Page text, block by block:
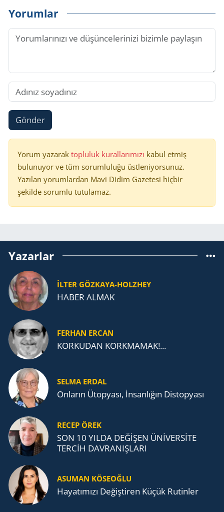
Yorumlar
Gönder
Yorum yazarak topluluk kurallarımızı kabul etmiş
bulunuyor ve tüm sorumluluğu üstleniyorsunuz.
Yazılan yorumlardan Mavi Didim Gazetesi hiçbir
şekilde sorumlu tutulamaz.
Yazarlar
İLTER GÖZKAYA-HOLZHEY
HABER ALMAK
FERHAN ERCAN
KORKUDAN KORKMAMAK!...
SELMA ERDAL
Onların Ütopyası, İnsanlığın Distopyası
RECEP ÖREK
SON 10 YILDA DEĞİŞEN ÜNİVERSİTE
TERCİH DAVRANIŞLARI
ASUMAN KÖSEOĞLU
Ha­ya­tı­mı­zı De­ğiş­ti­ren Küçük Ru­tin­ler